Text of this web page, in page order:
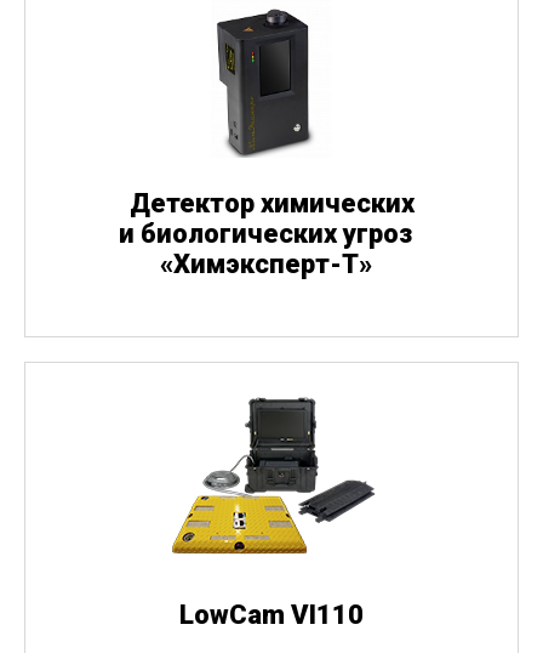
Детектор химических
и биологических угроз
«Химэксперт-Т»
LowCam VI110